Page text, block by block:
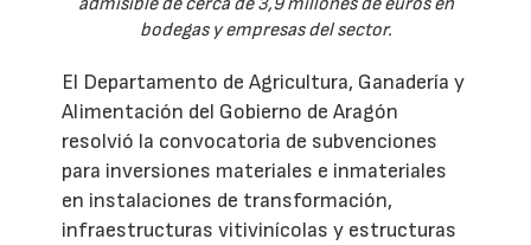
bodegas y empresas del sector.
El Departamento de Agricultura, Ganadería y
Alimentación del Gobierno de Aragón
resolvió la convocatoria de subvenciones
para inversiones materiales e inmateriales
en instalaciones de transformación,
infraestructuras vitivinícolas y estructuras